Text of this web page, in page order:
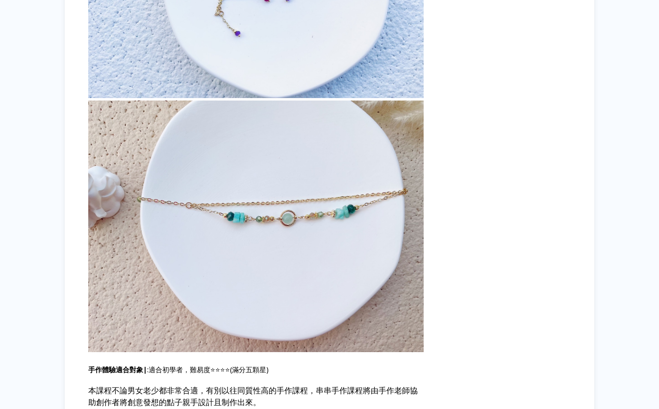
手作體驗適合對象|:適合初學者，難易度⭐️⭐️⭐️⭐️(滿分五顆星)
本課程不論男女老少都非常合適，有別以往同質性高的手作課程，串串手作課程將由手作老師協
助創作者將創意發想的點子親手設計且制作出來。